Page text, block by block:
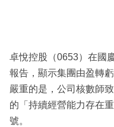
區
卓悅控股（0653）在國
報告，顯示集團由盈轉
嚴重的是，公司核數師
的「持續經營能力存在
號。